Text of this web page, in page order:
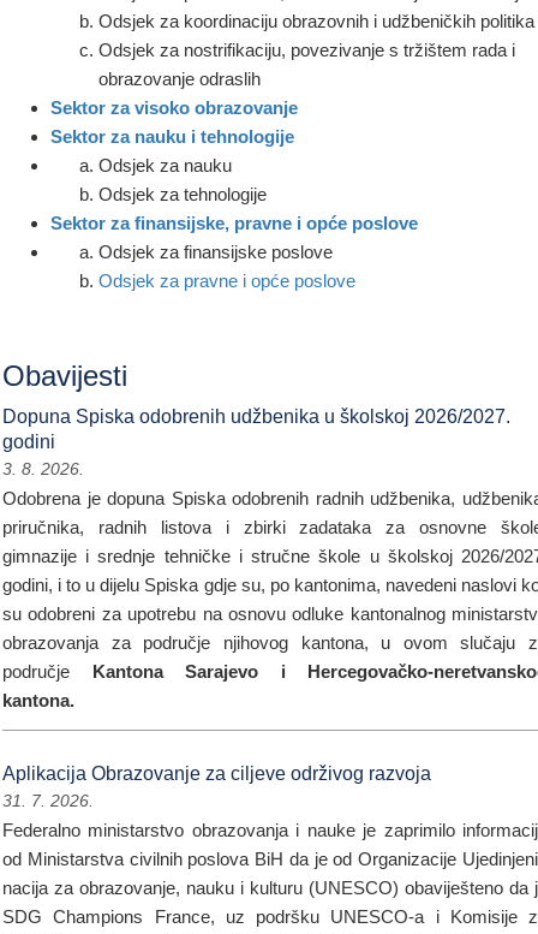
Odsjek za koordinaciju obrazovnih i udžbeničkih politika
Odsjek za nostrifikaciju, povezivanje s tržištem rada i
obrazovanje odraslih
Sektor za visoko obrazovanje
Sektor za nauku i tehnologije
Odsjek za nauku
Odsjek za tehnologije
Sektor za finansijske, pravne i opće poslove
Odsjek za finansijske poslove
Odsjek za pravne i opće poslove
Obavijesti
Dopuna Spiska odobrenih udžbenika u školskoj 2026/2027.
godini
3. 8. 2026.
Odobrena je dopuna Spiska odobrenih radnih udžbenika,
priručnika, radnih listova i zbirki zadataka za osnovne
gimnazije i srednje tehničke i stručne škole u školskoj 2026/
godini, i to u dijelu Spiska gdje su, po kantonima, navedeni naslovi
su odobreni za upotrebu na osnovu odluke kantonalnog
obrazovanja za područje njihovog kantona, u ovom slučaju
područje Kantona Sarajevo i Hercegovačko-
kantona.
Aplikacija Obrazovanje za ciljeve održivog razvoja
31. 7. 2026.
Federalno ministarstvo obrazovanja i nauke je zaprimilo
od Ministarstva civilnih poslova BiH da je od Organizacije
nacija za obrazovanje, nauku i kulturu (UNESCO) obaviješteno da
SDG Champions France, uz podršku UNESCO-a i Komisije